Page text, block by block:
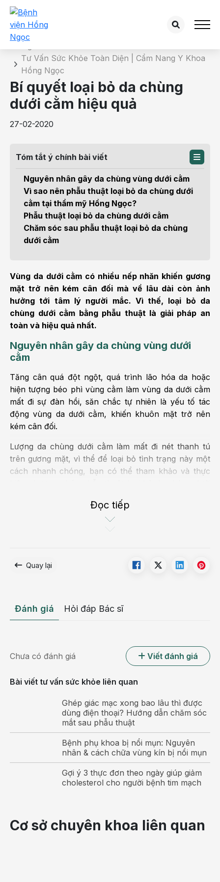
Chi tiết bài tư vấn
Tư Vấn Sức Khỏe Toàn Diện | Cẩm Nang Y Khoa
Hồng Ngọc
Bí quyết loại bỏ da chùng
dưới cằm hiệu quả
27-02-2020
Tóm tắt ý chính bài viết
Nguyên nhân gây da chùng vùng dưới cằm
Vì sao nên phẫu thuật loại bỏ da chùng dưới
cằm tại thẩm mỹ Hồng Ngọc?
Phẫu thuật loại bỏ da chùng dưới cằm
Chăm sóc sau phẫu thuật loại bỏ da chùng
dưới cằm
Vùng da dưới cằm có nhiều nếp nhăn khiến gương
mặt trở nên kém cân đối mà về lâu dài còn ảnh
hưởng tới tâm lý người mắc. Vì thế, loại bỏ da
chùng dưới cằm bằng phẫu thuật là giải pháp an
toàn và hiệu quả nhất.
Nguyên nhân gây da chùng vùng dưới
cằm
Tăng cân quá đột ngột, quá trình lão hóa da hoặc
hiện tượng béo phì vùng cằm làm vùng da dưới cằm
mất đi sự đàn hồi, săn chắc tự nhiên là yếu tố tác
động vùng da dưới cằm, khiến khuôn mặt trở nên
kém cân đối.
Lượng da chùng dưới cằm làm mất đi nét thanh tú
trên gương mặt, vì thể để loại bỏ tình trạng này một
cách nhanh chóng, bạn có thể tham khảo và thực
Lượng da chùng dưới cằm làm mất đi nét thanh tú
trên gương mặt
Vì sao nên phẫu thuật loại bỏ da chùng
dưới cằm tại thẩm mỹ Hồng Ngọc?
Sở dĩ thẩm mỹ Hồng Ngọc ngày từ khi sử dụng
phương pháp phẫu thuật để loại bỏ da chùng dưới
cằm đã nhanh chóng lấy được lòng tin của đông đảo
khách hàng là bởi vì:
– Phương pháp phẫu thuật đơn giản, diễn ra nhanh
chóng không mất nhiều thời gian.
kinh nghiệm, con mắt thẩm mỹ tinh tế trực tiếp thực
hiện.
Đọc tiếp
Quay lại
Đánh giá Hỏi đáp Bác sĩ
Chưa có đánh giá Viết đánh giá
Bài viết tư vấn sức khỏe liên quan
Ghép giác mạc xong bao lâu thì được
dùng điện thoại? Hướng dẫn chăm sóc
mắt sau phẫu thuật
Bệnh phụ khoa bị nổi mụn: Nguyên
nhân & cách chữa vùng kín bị nổi mụn
Gợi ý 3 thực đơn theo ngày giúp giảm
cholesterol cho người bệnh tim mạch
Cơ sở chuyên khoa liên quan